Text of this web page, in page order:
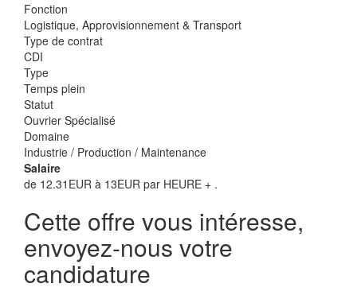
Fonction
Logistique, Approvisionnement & Transport
Type de contrat
CDI
Type
Temps plein
Statut
Ouvrier Spécialisé
Domaine
Industrie / Production / Maintenance
Salaire
de 12.31EUR à 13EUR par HEURE + .
Cette offre vous intéresse,
envoyez-nous votre
candidature